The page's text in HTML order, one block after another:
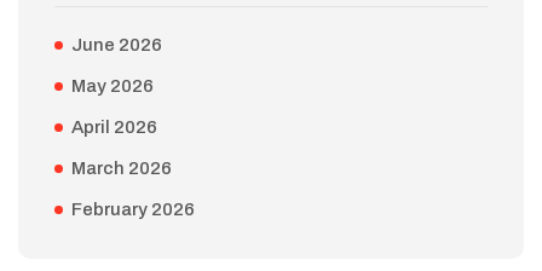
June 2026
May 2026
April 2026
March 2026
February 2026